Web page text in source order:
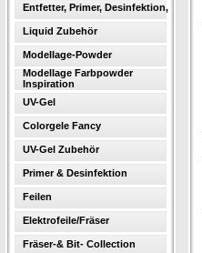
Entfetter, Primer, Desinfektion,
Liquid Zubehör
Modellage-Powder
Modellage Farbpowder
Inspiration
UV-Gel
Colorgele Fancy
UV-Gel Zubehör
Primer & Desinfektion
Feilen
Elektrofeile/Fräser
Fräser-& Bit- Collection